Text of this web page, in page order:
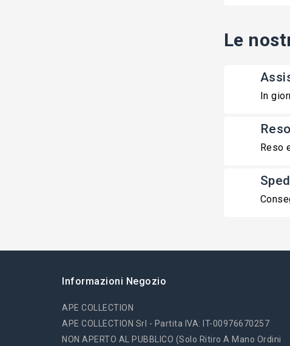
Le
In
Reso
Informazioni Negozio
APE COLLECTION
APE COLLECTION Srl - Partita IVA: IT-00976670257
NON APERTO AL PUBBLICO (solo Ritiro A Mano Ordini